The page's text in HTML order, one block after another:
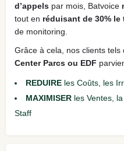
d’appels par mois, Batvoice
tout en réduisant de 30% le
de monitoring.
Grâce à cela, nos clients tels
Center Parcs ou EDF
REDUIRE les Coûts, les
MAXIMISER les Ventes,
Staff